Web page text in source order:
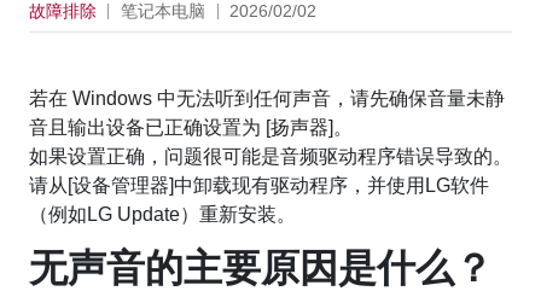
故障排除 笔记本电脑 2026/02/02
若在 Windows 中无法听到任何声音，请先确保音量未静
音且输出设备已正确设置为 [扬声器]。
如果设置正确，问题很可能是音频驱动程序错误导致的。
请从[设备管理器]中卸载现有驱动程序，并使用LG软件
（例如LG Update）重新安装。
无声音的主要原因是什么？